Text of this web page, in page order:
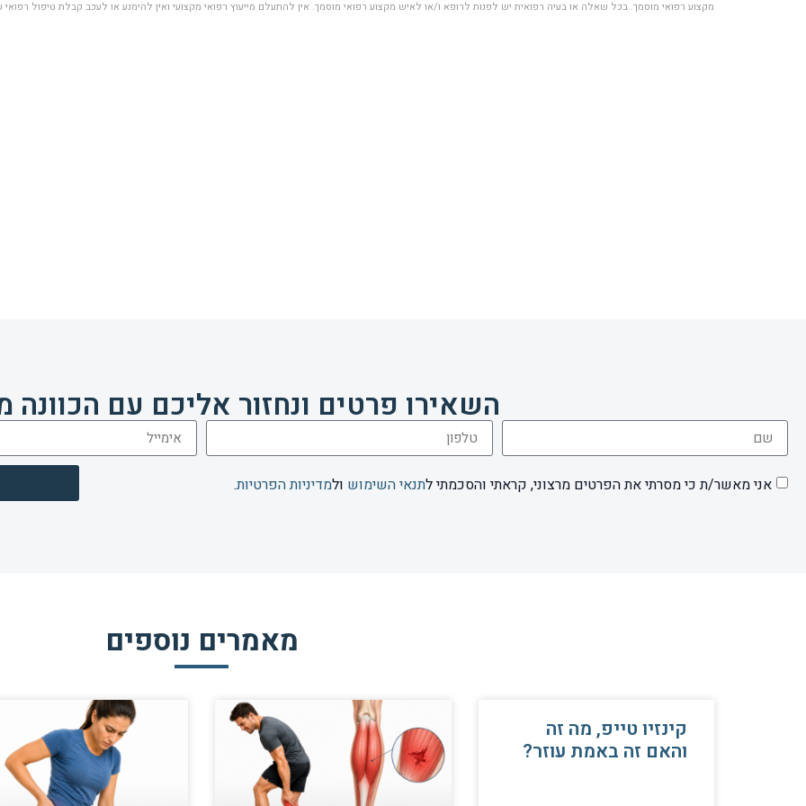
מקצוע רפואי מוסמך. בכל שאלה או בעיה רפואית יש לפנות לרופא ו/או לאיש מקצוע רפואי מוסמך. אין להתעלם מייעוץ רפואי מקצועי ואין להימנע או לעכב קבלת טיפול
השאירו פרטים ונחזור אליכם עם הכוונה
אני מאשר/ת כי מסרתי את הפרטים מרצוני, קראתי והסכמתי לתנאי השימוש ולמדיניות הפרטיות.
מאמרים נוספים
קינזיו טייפ, מה זה
והאם זה באמת עוזר?